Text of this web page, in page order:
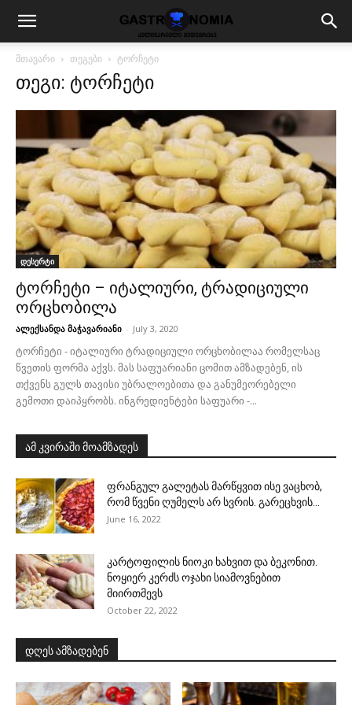
მთავარი თეგები ტორჩეტი
თეგი: ტორჩეტი
დესერტი
ტორჩეტი – იტალიური, ტრადიციული
ორცხობილა
ალექსანდა მაჭავარიანი - July 3, 2020
ტორჩეტი - იტალიური ტრადიციული ორცხობილაა რომელსაც
წვეთის ფორმა აქვს. მას საფუარიანი ცომით ამზადებენ, ის
თქვენს გულს თავისი უბრალოებითა და განუმეორებელი
გემოთი დაიპყრობს. ინგრედიენტები საფუარი -...
ამ კვირაში მოამზადეს
ფრანგულ გალეტას მარწყვით ისე ვაცხობ,
რომ წვენი ღუმელს არ სვრის. გარეცხვის...
June 16, 2022
კარტოფილის ნიოკი ხახვით და ბეკონით.
ნოყიერ კერძს ოჯახი სიამოვნებით
მიირთმევს
October 22, 2022
დღეს ამზადებენ